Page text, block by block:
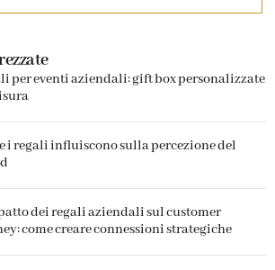
per eventi aziendali: gift box personalizzate
i regali influiscono sulla percezione del
dei regali aziendali sul customer
come creare connessioni strategiche